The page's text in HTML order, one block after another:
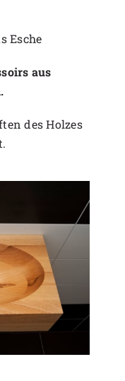
Esche
aus
des Holzes